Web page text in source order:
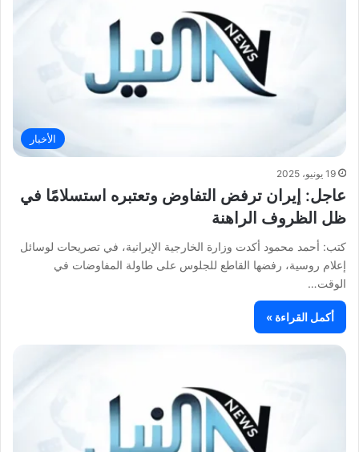
الأخبار
19 يونيو، 2025
عاجل: إيران ترفض التفاوض وتعتبره استسلامًا في
ظل الظروف الراهنة
كتب: أحمد محمود أكدت وزارة الخارجية الإيرانية، في تصريحات لوسائل
إعلام روسية، رفضها القاطع للجلوس على طاولة المفاوضات في
الوقت…
أكمل القراءة »